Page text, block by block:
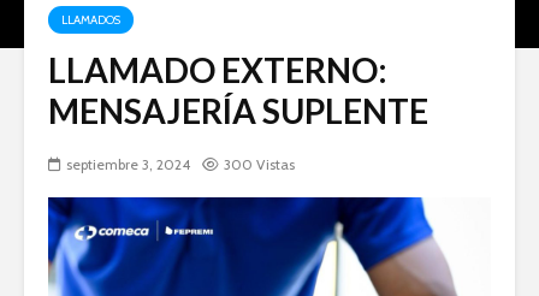
LLAMADOS
LLAMADO EXTERNO:
MENSAJERÍA SUPLENTE
septiembre 3, 2024 300 Vistas